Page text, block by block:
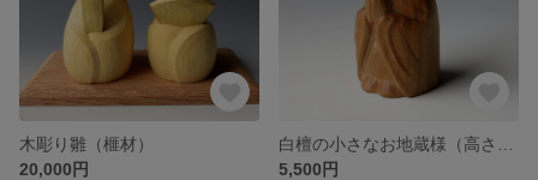
木彫り雛（榧材）
20,000円
5,500円